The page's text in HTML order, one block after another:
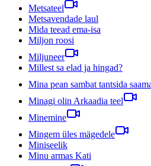
Metsateel
Metsavendade laul
Mida teead ema-isa
Miljon roosi
Miljuneer
Millest sa elad ja hingad?
Mina pean sambat tantsida
Minagi olin Arkaadia teel
Minemine
Mingem üles mägedele
Miniseelik
Minu armas Kati